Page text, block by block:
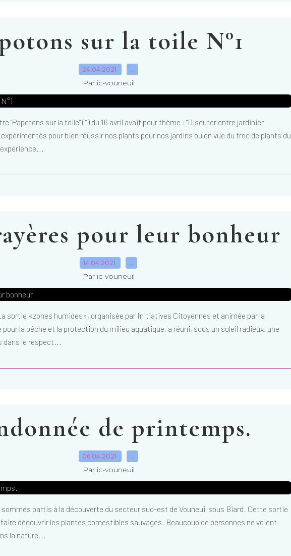
sur la toile N°1
24.04.2021 …
Par ic-vouneuil
"Papotons sur la toile" (*) du 16 avril avait pour thème : "Discuter entre jardinier
pour bien réussir nos plants pour nos jardins ou en vue du troc de plants du
pour leur bonheur
14.04.2021 …
Par ic-vouneuil
sortie «zones humides», organisée par Initiatives Citoyennes et animée par la
pour la pêche et la protection du milieu aquatique, a réuni, sous un soleil radieux, une
dans le respect...
de printemps.
06.04.2021 …
Par ic-vouneuil
sommes partis à la découverte du secteur sud-est de Vouneuil sous Biard. Cette sortie
découvrir les plantes comestibles sauvages. Beaucoup de personnes ne voient
la nature...